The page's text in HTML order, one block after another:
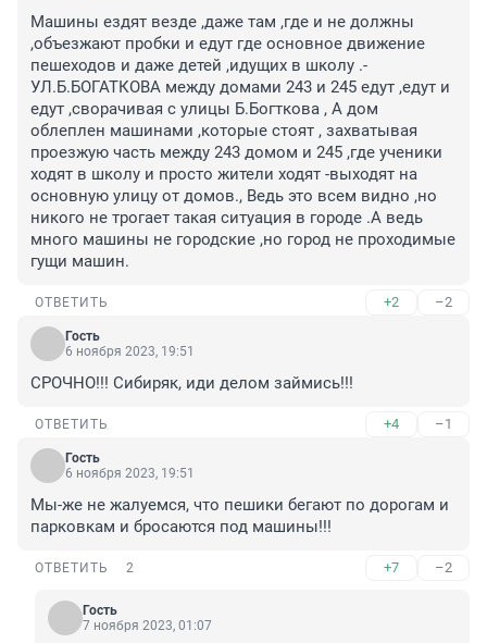
Машины ездят везде ,даже там ,где и не должны
,объезжают пробки и едут где основное движение
пешеходов и даже детей ,идущих в школу .-
УЛ.Б.БОГАТКОВА между домами 243 и 245 едут ,едут и
едут ,сворачивая с улицы Б.Богткова , А дом
облеплен машинами ,которые стоят , захватывая
проезжую часть между 243 домом и 245 ,где ученики
ходят в школу и просто жители ходят -выходят на
основную улицу от домов., Ведь это всем видно ,но
никого не трогает такая ситуация в городе .А ведь
много машины не городские ,но город не проходимые
гущи машин.
ОТВЕТИТЬ +2 –2
Гость
6 ноября 2023, 19:51
СРОЧНО!!! Сибиряк, иди делом займись!!!
ОТВЕТИТЬ +4 –1
Гость
6 ноября 2023, 19:51
Мы-же не жалуемся, что пешики бегают по дорогам и
парковкам и бросаются под машины!!!
ОТВЕТИТЬ 2 +7 –2
Гость
7 ноября 2023, 01:07